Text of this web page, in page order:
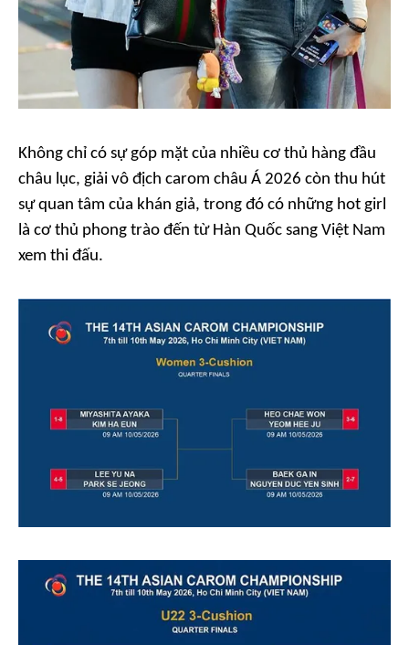
Không chỉ có sự góp mặt của nhiều cơ thủ hàng đầu
châu lục, giải vô địch carom châu Á 2026 còn thu hút
sự quan tâm của khán giả, trong đó có những hot girl
là cơ thủ phong trào đến từ Hàn Quốc sang Việt Nam
xem thi đấu.